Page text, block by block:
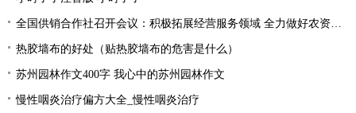
全国供销合作社召开会议：积极拓展经营服务领域 全力做好农资供应
热胶墙布的好处（贴热胶墙布的危害是什么）
苏州园林作文400字 我心中的苏州园林作文
慢性咽炎治疗偏方大全_慢性咽炎治疗